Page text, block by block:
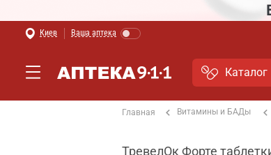
Киев Ваша аптека
Каталог
Главная Витамины и БАДы
ТревелОк Форте